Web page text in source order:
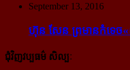
September 13, 2016
ហ៊ុន សែន ព្រមាន​កំទេច​«
ជុំវិញវប្បធម៌ សិល្បៈ